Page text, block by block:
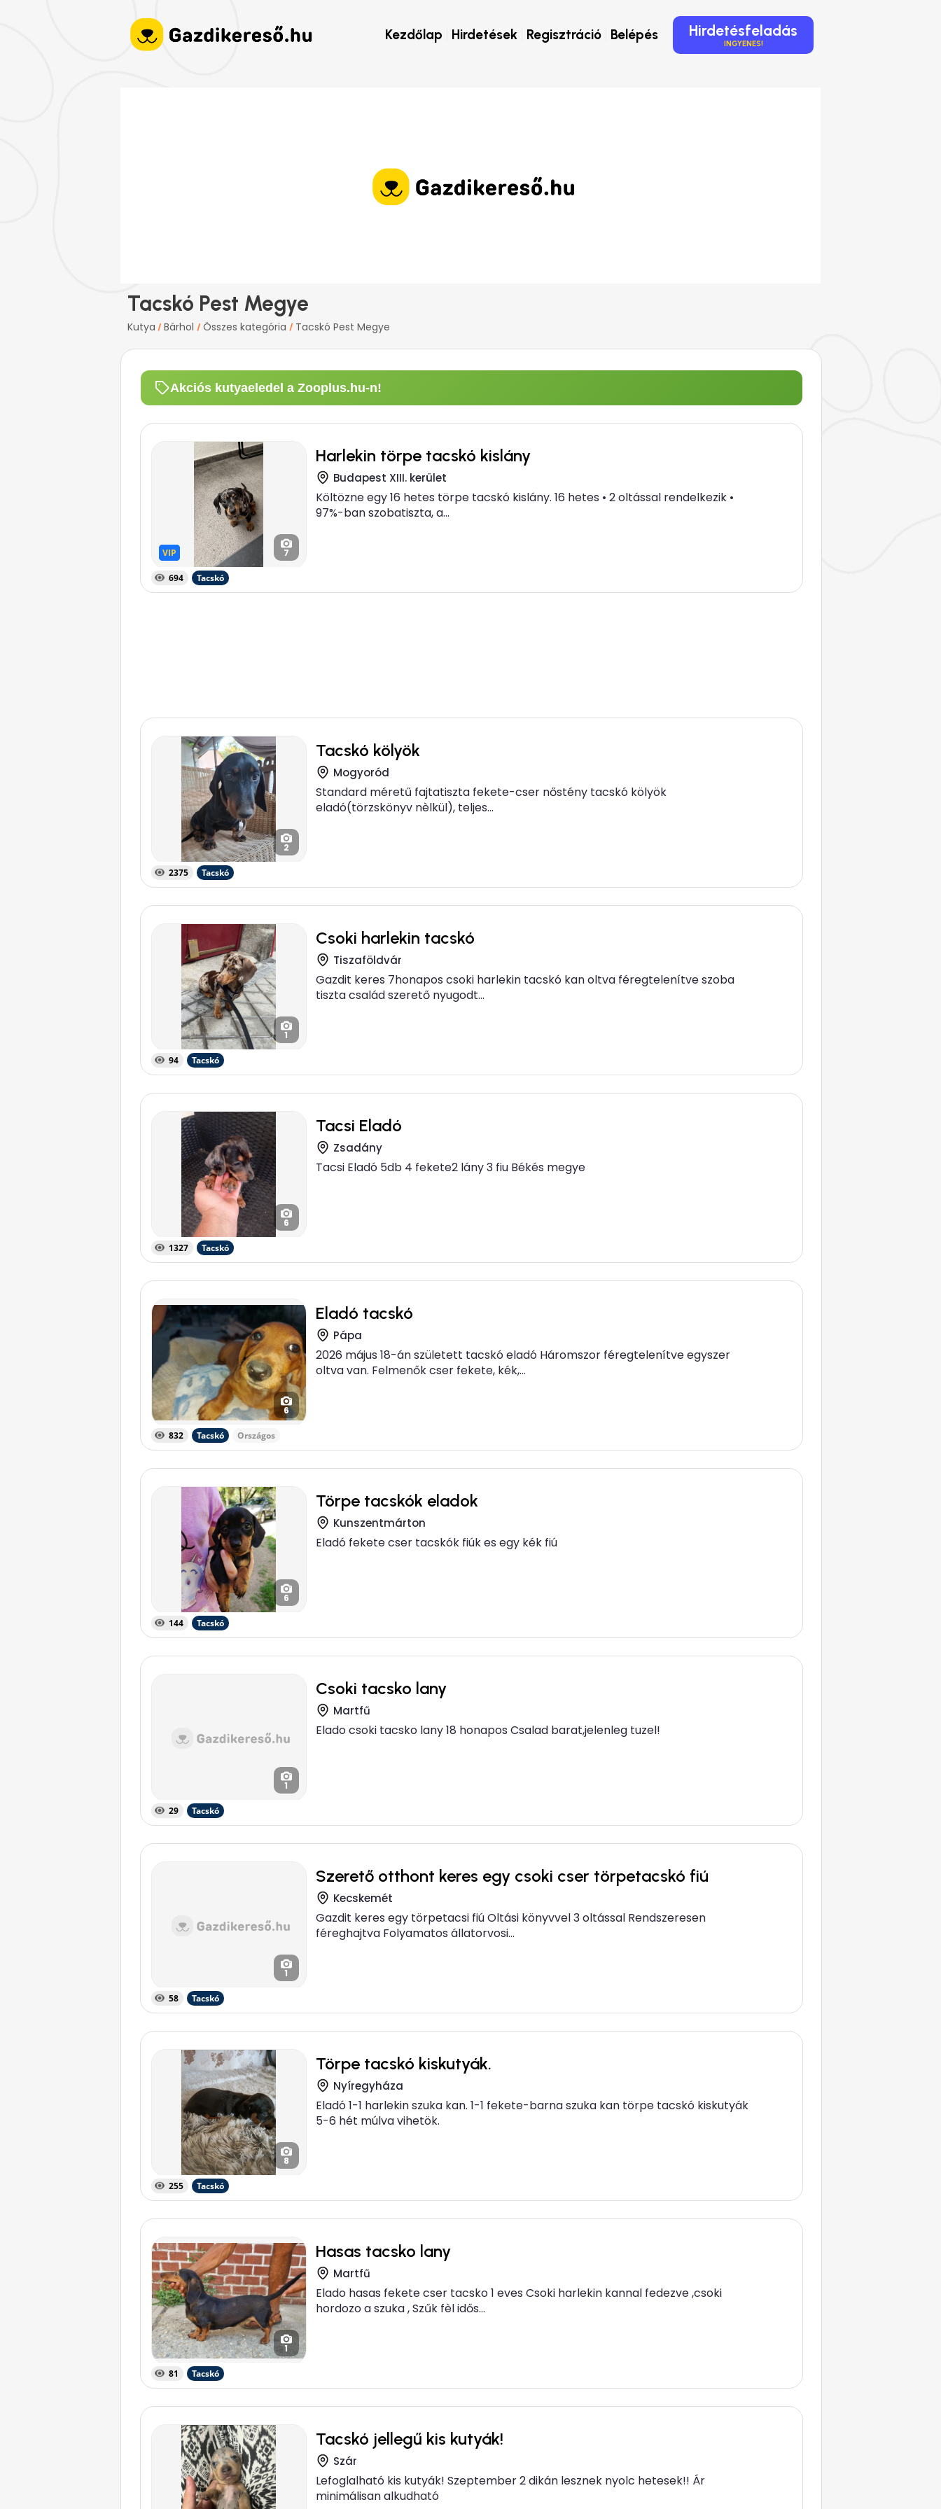
Hirdetésfeladás
INGYENES!
Belépés
Regisztráció
Hirdetések
Kezdőlap
Tacskó Pest Megye
Kutya / Bárhol / Összes kategória / Tacskó Pest Megye
Akciós kutyaeledel a Zooplus.hu-n!
VIP
VIP 7
Harlekin törpe tacskó kislány
Budapest XIII. kerület
Költözne egy 16 hetes törpe tacskó kislány. 16 hetes • 2 oltással rendelkezik •
97%-ban szobatiszta, a...
694 Tacskó
2
Tacskó kölyök
Mogyoród
Standard méretű fajtatiszta fekete-cser nőstény tacskó kölyök
eladó(törzskönyv nèlkül), teljes...
2375 Tacskó
1
Csoki harlekin tacskó
Tiszaföldvár
Gazdit keres 7honapos csoki harlekin tacskó kan oltva féregtelenítve szoba
tiszta család szerető nyugodt...
94 Tacskó
6
Tacsi Eladó
Zsadány
Tacsi Eladó 5db 4 fekete2 lány 3 fiu Békés megye
1327 Tacskó
6
Eladó tacskó
Pápa
2026 május 18-án született tacskó eladó Háromszor féregtelenítve egyszer
oltva van. Felmenők cser fekete, kék,...
832 Tacskó Országos
6
Törpe tacskók eladok
Kunszentmárton
Eladó fekete cser tacskók fiúk es egy kék fiú
144 Tacskó
1
Csoki tacsko lany
Martfű
Elado csoki tacsko lany 18 honapos Csalad barat,jelenleg tuzel!
29 Tacskó
1
Szerető otthont keres egy csoki cser törpetacskó fiú
Kecskemét
Gazdit keres egy törpetacsi fiú Oltási könyvvel 3 oltással Rendszeresen
féreghajtva Folyamatos állatorvosi...
58 Tacskó
8
Törpe tacskó kiskutyák.
Nyíregyháza
Eladó 1-1 harlekin szuka kan. 1-1 fekete-barna szuka kan törpe tacskó kiskutyák
5-6 hét múlva vihetök.
255 Tacskó
1
Hasas tacsko lany
Martfű
Elado hasas fekete cser tacsko 1 eves Csoki harlekin kannal fedezve ,csoki
hordozo a szuka , Szűk fèl idős...
81 Tacskó
Tacskó jellegű kis kutyák!
Szár
Lefoglalható kis kutyák! Szeptember 2 dikán lesznek nyolc hetesek!! Ár
minimálisan alkudható